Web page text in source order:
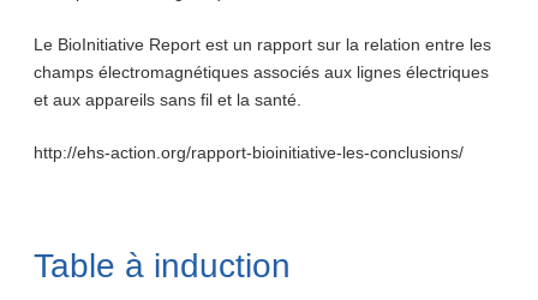
Le BioInitiative Report est un rapport sur la relation entre les
champs électromagnétiques associés aux lignes électriques
et aux appareils sans fil et la santé.
http://ehs-action.org/rapport-bioinitiative-les-conclusions/
Table à induction